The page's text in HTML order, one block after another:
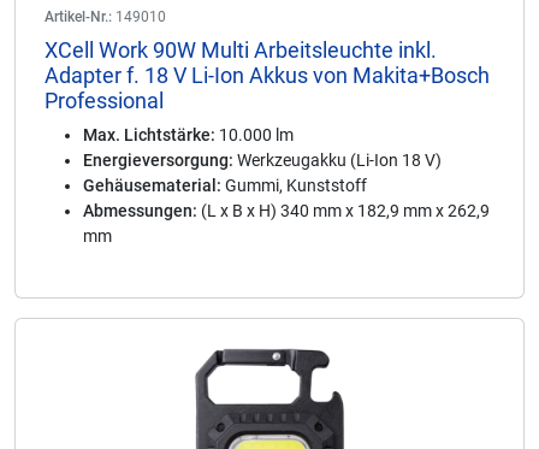
Artikel-Nr.: 149010
XCell Work 90W Multi Arbeitsleuchte inkl.
Adapter f. 18 V Li-Ion Akkus von Makita+Bosch
Professional
Max. Lichtstärke: 10.000 lm
Energieversorgung: Werkzeugakku (Li-Ion 18 V)
Gehäusematerial: Gummi, Kunststoff
Abmessungen: (L x B x H) 340 mm x 182,9 mm x 262,9
mm